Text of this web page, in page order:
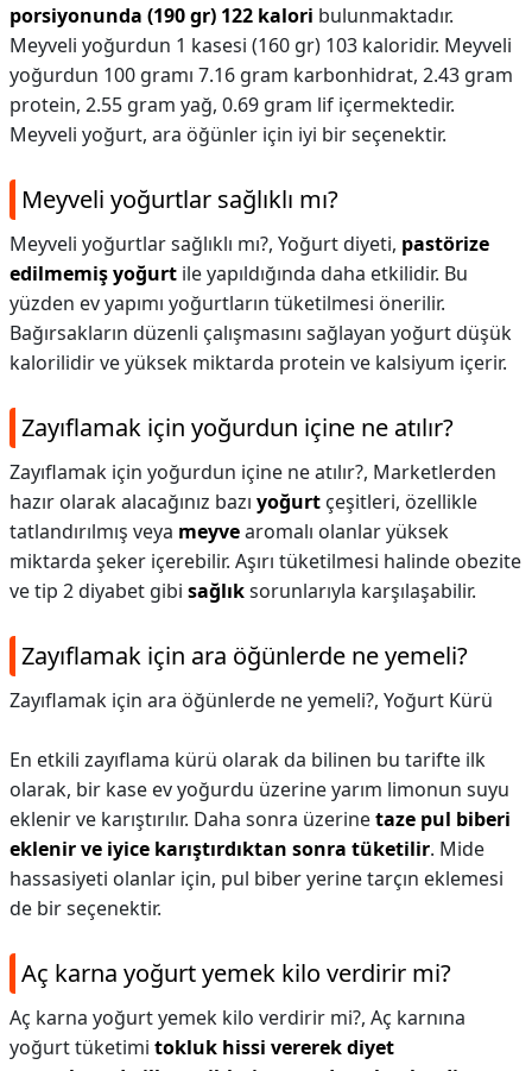
porsiyonunda (190 gr) 122 kalori bulunmaktadır.
Meyveli yoğurdun 1 kasesi (160 gr) 103 kaloridir. Meyveli
yoğurdun 100 gramı 7.16 gram karbonhidrat, 2.43 gram
protein, 2.55 gram yağ, 0.69 gram lif içermektedir.
Meyveli yoğurt, ara öğünler için iyi bir seçenektir.
Meyveli yoğurtlar sağlıklı mı?
Meyveli yoğurtlar sağlıklı mı?, Yoğurt diyeti, pastörize
edilmemiş yoğurt ile yapıldığında daha etkilidir. Bu
yüzden ev yapımı yoğurtların tüketilmesi önerilir.
Bağırsakların düzenli çalışmasını sağlayan yoğurt düşük
kalorilidir ve yüksek miktarda protein ve kalsiyum içerir.
Zayıflamak için yoğurdun içine ne atılır?
Zayıflamak için yoğurdun içine ne atılır?, Marketlerden
hazır olarak alacağınız bazı yoğurt çeşitleri, özellikle
tatlandırılmış veya meyvearomalı olanlar yüksek
miktarda şeker içerebilir. Aşırı tüketilmesi halinde obezite
ve tip 2 diyabet gibi sağlıksorunlarıyla karşılaşabilir.
Zayıflamak için ara öğünlerde ne yemeli?
Zayıflamak için ara öğünlerde ne yemeli?, Yoğurt Kürü
En etkili zayıflama kürü olarak da bilinen bu tarifte ilk
olarak, bir kase ev yoğurdu üzerine yarım limonun suyu
eklenir ve karıştırılır. Daha sonra üzerinetaze pul biberi
eklenir ve iyice karıştırdıktan sonra tüketilir. Mide
hassasiyeti olanlar için, pul biber yerine tarçın eklemesi
de bir seçenektir.
Aç karna yoğurt yemek kilo verdirir mi?
Aç karna yoğurt yemek kilo verdirir mi?, Aç karnına
yoğurt tüketimi tokluk hissi vererek diyet